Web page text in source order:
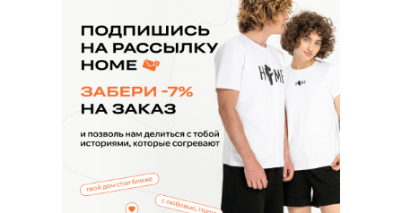
Напишите нам
ЗАКАЗАТЬ ЗВОНОК
+7 930 036 85 44
+7 927 340 70 60
Звонки пн-вс с 10:00 до 20:00